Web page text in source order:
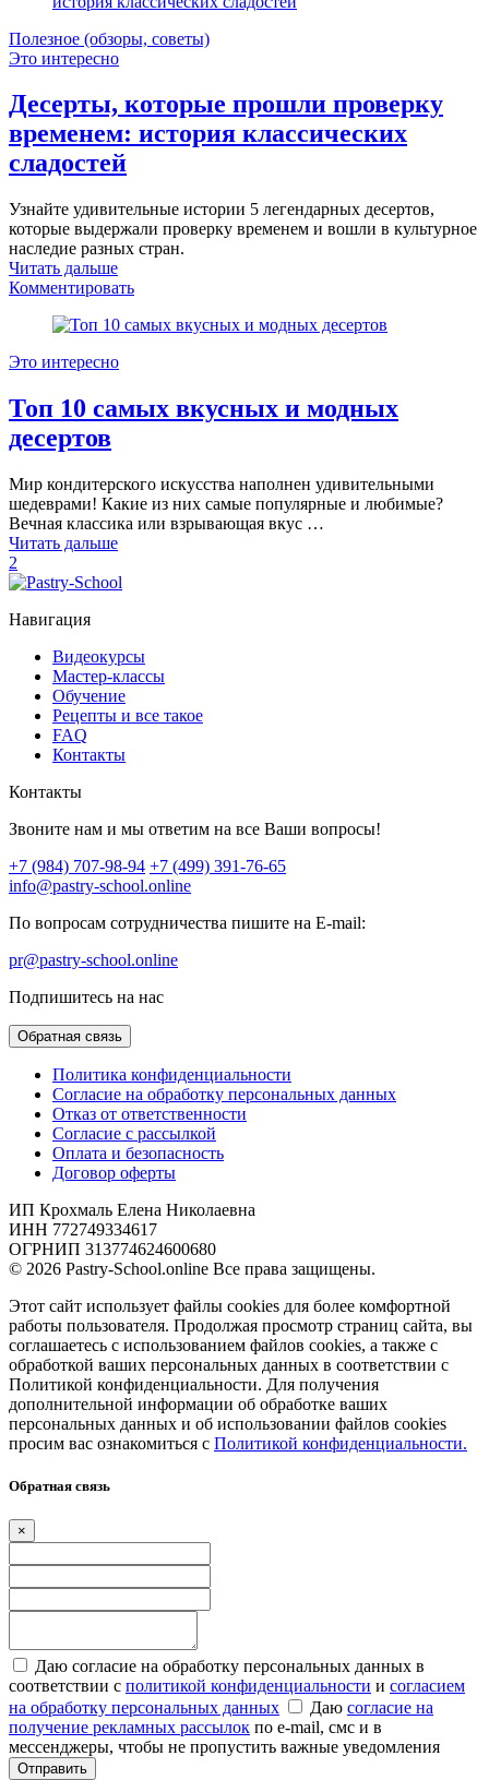
Полезное (обзоры, советы)
Это интересно
Десерты, которые прошли проверку
временем: история классических
сладостей
Узнайте удивительные истории 5 легендарных десертов,
которые выдержали проверку временем и вошли в культурное
наследие разных стран.
Читать дальше
Комментировать
Это интересно
Топ 10 самых вкусных и модных
десертов
Мир кондитерского искусства наполнен удивительными
шедеврами! Какие из них самые популярные и любимые?
Вечная классика или взрывающая вкус …
Читать дальше
2
Навигация
Видеокурсы
Мастер-классы
Обучение
Рецепты и все такое
FAQ
Контакты
Контакты
Звоните нам и мы ответим на все Ваши вопросы!
+7 (984) 707-98-94 +7 (499) 391-76-65
info@pastry-school.online
По вопросам сотрудничества пишите на E-mail:
pr@pastry-school.online
Подпишитесь на нас
Обратная связь
Политика конфиденциальности
Согласие на обработку персональных данных
Отказ от ответственности
Согласие с рассылкой
Оплата и безопасность
Договор оферты
ИП Крохмаль Елена Николаевна
ИНН 772749334617
ОГРНИП 313774624600680
© 2026 Pastry-School.online Все права защищены.
Этот сайт использует файлы cookies для более комфортной
работы пользователя. Продолжая просмотр страниц сайта, вы
соглашаетесь с использованием файлов cookies, а также с
обработкой ваших персональных данных в соответствии с
Политикой конфиденциальности. Для получения
дополнительной информации об обработке ваших
персональных данных и об использовании файлов cookies
просим вас ознакомиться с Политикой конфиденциальности.
Обратная связь
×
Даю согласие на обработку персональных данных в
соответствии с политикой конфиденциальности и согласием
на обработку персональных данных
Даю согласие на
получение рекламных рассылок по e-mail, смс и в
мессенджеры, чтобы не пропустить важные уведомления
Отправить